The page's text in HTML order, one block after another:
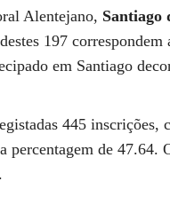
Alentejano, Santiago
197
em Santiago
445 inscrições,
percentagem de 47.64.